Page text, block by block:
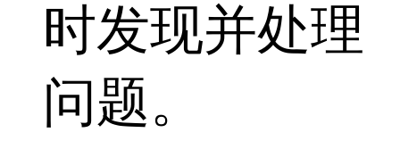
时发现并处理
问题。